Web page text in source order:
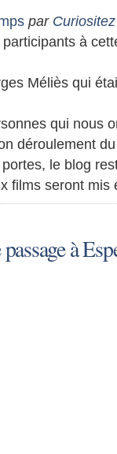
par Curiositez
à
Méliès qui
qui nous
déroulement
le blog
films seront mis
à